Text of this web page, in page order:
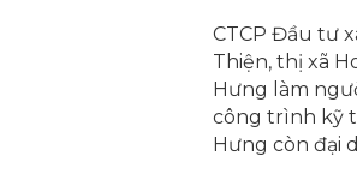
CTCP Đầu tư
Thiện, thị xã
Hưng làm
công trình kỹ
Hưng còn đại